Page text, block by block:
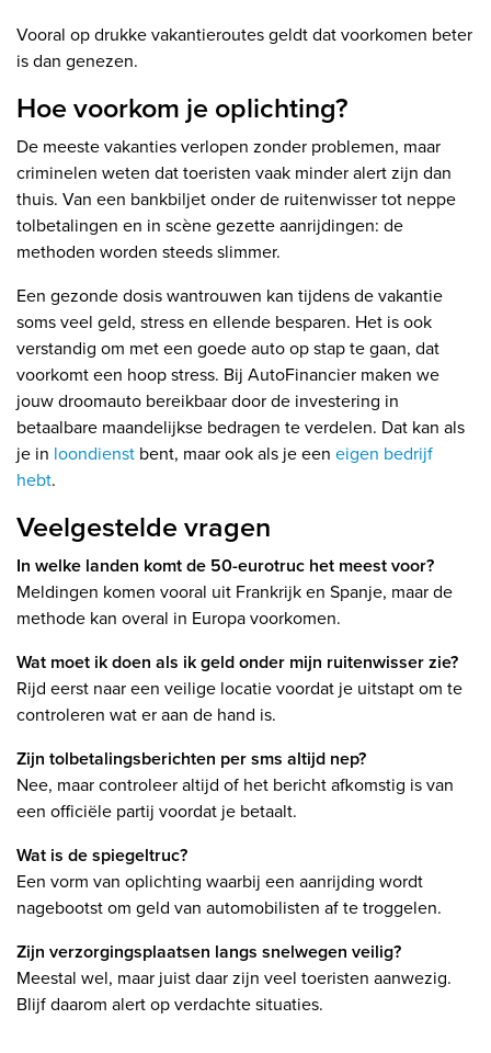
Vooral op drukke vakantieroutes geldt dat voorkomen beter
is dan genezen.
Hoe voorkom je oplichting?
De meeste vakanties verlopen zonder problemen, maar
criminelen weten dat toeristen vaak minder alert zijn dan
thuis. Van een bankbiljet onder de ruitenwisser tot neppe
tolbetalingen en in scène gezette aanrijdingen: de
methoden worden steeds slimmer.
Een gezonde dosis wantrouwen kan tijdens de vakantie
soms veel geld, stress en ellende besparen. Het is ook
verstandig om met een goede auto op stap te gaan, dat
voorkomt een hoop stress. Bij AutoFinancier maken we
jouw droomauto bereikbaar door de investering in
betaalbare maandelijkse bedragen te verdelen. Dat kan als
je in loondienst bent, maar ook als je een eigen bedrijf
hebt.
Veelgestelde vragen
In welke landen komt de 50-eurotruc het meest voor?
Meldingen komen vooral uit Frankrijk en Spanje, maar de
methode kan overal in Europa voorkomen.
Wat moet ik doen als ik geld onder mijn ruitenwisser zie?
Rijd eerst naar een veilige locatie voordat je uitstapt om te
controleren wat er aan de hand is.
Zijn tolbetalingsberichten per sms altijd nep?
Nee, maar controleer altijd of het bericht afkomstig is van
een officiële partij voordat je betaalt.
Wat is de spiegeltruc?
Een vorm van oplichting waarbij een aanrijding wordt
nagebootst om geld van automobilisten af te troggelen.
Zijn verzorgingsplaatsen langs snelwegen veilig?
Meestal wel, maar juist daar zijn veel toeristen aanwezig.
Blijf daarom alert op verdachte situaties.